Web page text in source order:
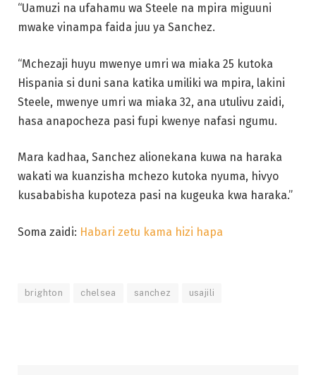
“Uamuzi na ufahamu wa Steele na mpira miguuni
mwake vinampa faida juu ya Sanchez.
“Mchezaji huyu mwenye umri wa miaka 25 kutoka
Hispania si duni sana katika umiliki wa mpira, lakini
Steele, mwenye umri wa miaka 32, ana utulivu zaidi,
hasa anapocheza pasi fupi kwenye nafasi ngumu.
Mara kadhaa, Sanchez alionekana kuwa na haraka
wakati wa kuanzisha mchezo kutoka nyuma, hivyo
kusababisha kupoteza pasi na kugeuka kwa haraka.”
Soma zaidi: Habari zetu kama hizi hapa
brighton chelsea sanchez usajili